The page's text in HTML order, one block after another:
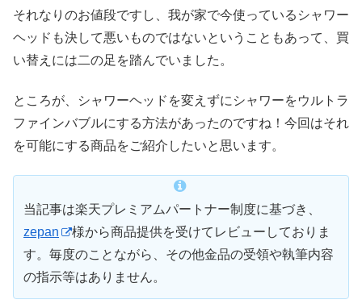
それなりのお値段ですし、我が家で今使っているシャワー
ヘッドも決して悪いものではないということもあって、買
い替えには二の足を踏んでいました。
ところが、シャワーヘッドを変えずにシャワーをウルトラ
ファインバブルにする方法があったのですね！今回はそれ
を可能にする商品をご紹介したいと思います。
当記事は楽天プレミアムパートナー制度に基づき、
zepan
様から商品提供を受けてレビューしておりま
す。毎度のことながら、その他金品の受領や執筆内容
の指示等はありません。